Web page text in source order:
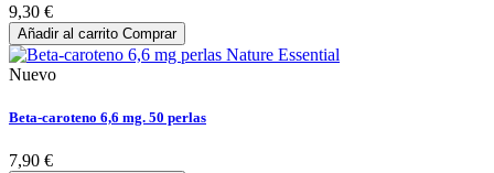
9,30 €
Añadir al carrito Comprar
Nuevo
Beta-caroteno 6,6 mg. 50 perlas
7,90 €